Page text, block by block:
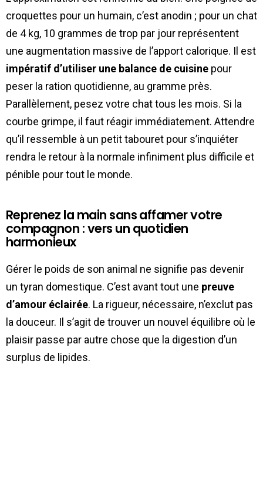
croquettes pour un humain, c’est anodin ; pour un chat
de 4 kg, 10 grammes de trop par jour représentent
une augmentation massive de l’apport calorique. Il est
impératif d’utiliser une balance de cuisine pour
peser la ration quotidienne, au gramme près.
Parallèlement, pesez votre chat tous les mois. Si la
courbe grimpe, il faut réagir immédiatement. Attendre
qu’il ressemble à un petit tabouret pour s’inquiéter
rendra le retour à la normale infiniment plus difficile et
pénible pour tout le monde.
Reprenez la main sans affamer votre
compagnon : vers un quotidien
harmonieux
Gérer le poids de son animal ne signifie pas devenir
un tyran domestique. C’est avant tout une preuve
d’amour éclairée. La rigueur, nécessaire, n’exclut pas
la douceur. Il s’agit de trouver un nouvel équilibre où le
plaisir passe par autre chose que la digestion d’un
surplus de lipides.